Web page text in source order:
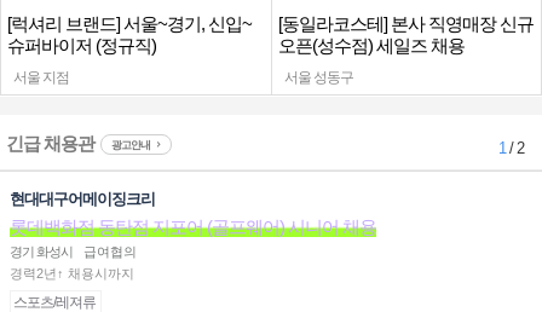
[럭셔리 브랜드] 서울~경기, 신입~
슈퍼바이저 (정규직)
서울 지점
[동일라코스테] 본사 직영매장 신규
오픈(성수점) 세일즈 채용
서울 성동구
긴급 채용관 광고안내 1/ 2
현대대구어메이징크리
롯데백화점 동탄점 지포어 (골프웨어) 시니어 채용
경기 화성시
급여협의
경력2년↑ 채용시까지
스포츠/레져류